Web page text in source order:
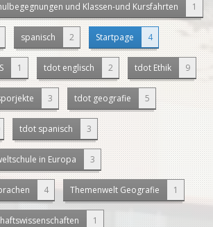
und Klassen-und Kursfahrten 1
spanisch 2 Startpage 4
1 tdot englisch 2 tdot Ethik 9
3 tdot geografie 5
tdot spanisch 3
in Europa 3
4 Themenwelt Geografie 1
1